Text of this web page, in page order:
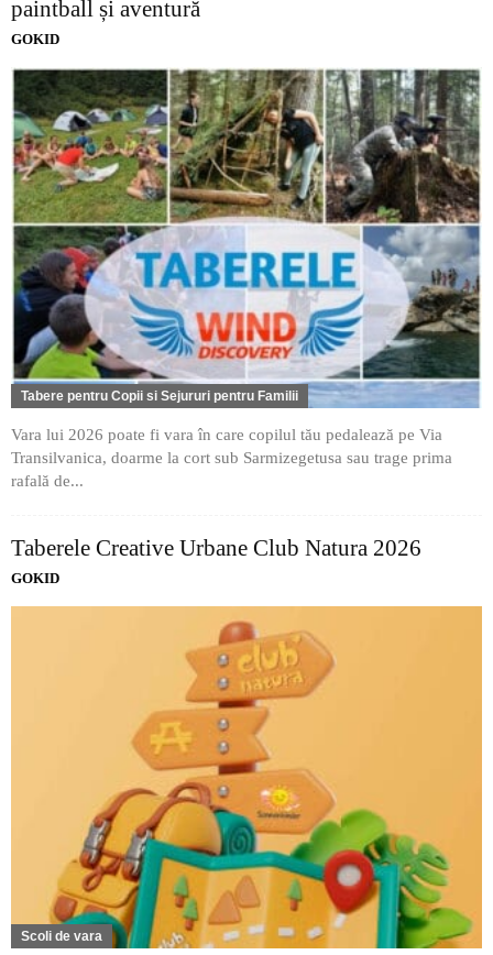
paintball și aventură
GOKID
Tabere pentru Copii si Sejururi pentru Familii
Vara lui 2026 poate fi vara în care copilul tău pedalează pe Via
Transilvanica, doarme la cort sub Sarmizegetusa sau trage prima
rafală de...
Taberele Creative Urbane Club Natura 2026
GOKID
Scoli de vara